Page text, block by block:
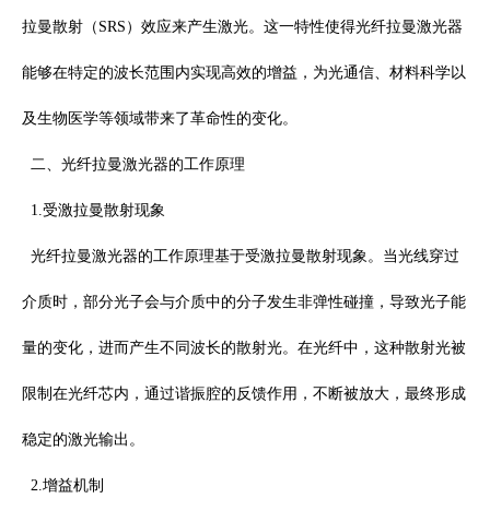
拉曼散射（ SRS ）效应来产生激光。这一特性使得光纤拉曼激光器
能够在特定的波长范围内实现高效的增益，为光通信、材料科学以
及生物医学等领域带来了革命性的变化。
二、光纤拉曼激光器的工作原理
1.受激拉曼散射现象
光纤拉曼激光器的工作原理基于受激拉曼散射现象。当光线穿过
介质时，部分光子会与介质中的分子发生非弹性碰撞，导致光子能
量的变化，进而产生不同波长的散射光。在光纤中，这种散射光被
限制在光纤芯内，通过谐振腔的反馈作用，不断被放大，最终形成
稳定的激光输出。
2.增益机制